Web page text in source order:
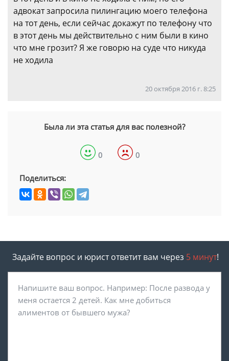
адвокат запросила пилингацию моего телефона
на тот день, если сейчас докажут по телефону что
в этот день мы действительно с ним были в кино
что мне грозит? Я же говорю на суде что никуда
не ходила
20 октября 2016 г. 8:25
Была ли эта статья для вас полезной?
0 0
Поделиться:
Задайте вопрос и юрист ответит вам через 5 минут!